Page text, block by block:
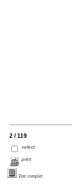
2 / 119
select
print
Text complet